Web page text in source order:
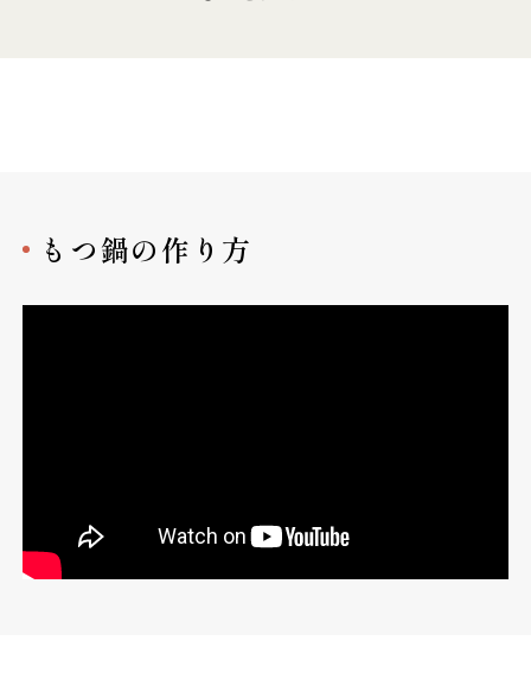
もつ鍋の作り方